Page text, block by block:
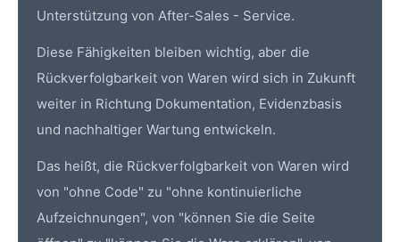
Unterstützung von After-Sales - Service.
Diese Fähigkeiten bleiben wichtig, aber die
Rückverfolgbarkeit von Waren wird sich in Zukunft
weiter in Richtung Dokumentation, Evidenzbasis
und nachhaltiger Wartung entwickeln.
Das heißt, die Rückverfolgbarkeit von Waren wird
von "ohne Code" zu "ohne kontinuierliche
Aufzeichnungen", von "können Sie die Seite